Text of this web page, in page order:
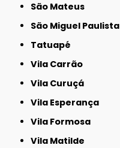
São Mateus
São Miguel Paulista
Tatuapé
Vila Carrão
Vila Curuçá
Vila Esperança
Vila Formosa
Vila Matilde